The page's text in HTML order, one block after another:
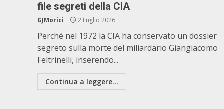
file segreti della CIA
GJMorici 2 Luglio 2026
Perché nel 1972 la CIA ha conservato un dossier
segreto sulla morte del miliardario Giangiacomo
Feltrinelli, inserendo...
Continua a leggere...